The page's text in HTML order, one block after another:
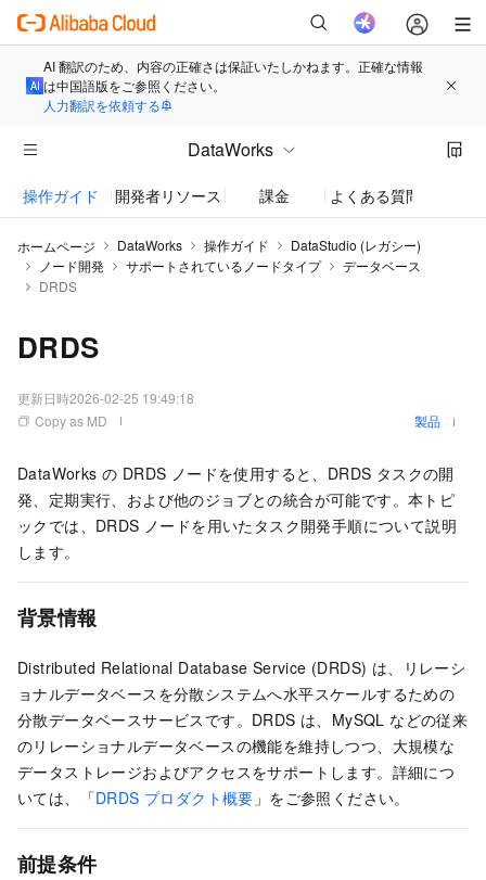
AI 翻訳のため、内容の正確さは保証いたしかねます。正確な情報
は中国語版をご参照ください。
人力翻訳を依頼する
DataWorks
操作ガイド 開発者リソース 課金 よくある質問
ホームページ DataWorks 操作ガイド
DataStudio (レガシー)
ノード開発
サポートされているノードタイプ
データベース
DRDS
DRDS
更新日時2026-02-25 19:49:18
Copy as MD
製品
DataWorks の DRDS ノードを使用すると、DRDS タスクの開
発、定期実行、および他のジョブとの統合が可能です。本トピ
ックでは、DRDS ノードを用いたタスク開発手順について説明
します。
背景情報
Distributed Relational Database Service (DRDS) は、リレーシ
ョナルデータベースを分散システムへ水平スケールするための
分散データベースサービスです。DRDS は、MySQL などの従来
のリレーショナルデータベースの機能を維持しつつ、大規模な
データストレージおよびアクセスをサポートします。詳細につ
いては、「DRDS プロダクト概要 」をご参照ください。
前提条件